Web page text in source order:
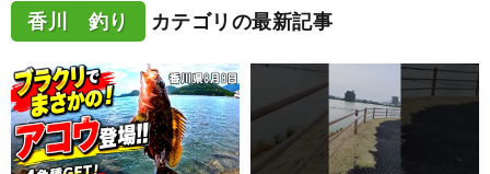
香川 釣り カテゴリの最新記事